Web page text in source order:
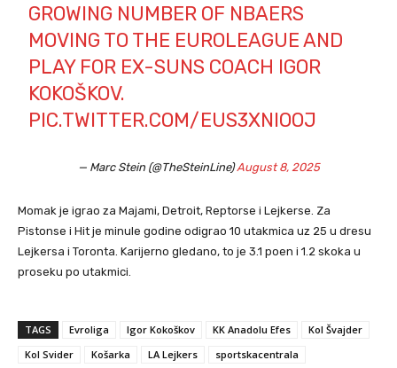
GROWING NUMBER OF NBAERS
MOVING TO THE EUROLEAGUE AND
PLAY FOR EX-SUNS COACH IGOR
KOKOŠKOV.
PIC.TWITTER.COM/EUS3XNIOOJ
— Marc Stein (@TheSteinLine)August 8, 2025
Momak je igrao za Majami, Detroit, Reptorse i Lejkerse. Za
Pistonse i Hit je minule godine odigrao 10 utakmica uz 25 u dresu
Lejkersa i Toronta. Karijerno gledano, to je 3.1 poen i 1.2 skoka u
proseku po utakmici.
TAGS Evroliga Igor Kokoškov KK Anadolu Efes
Kol Švajder
Kol Svider
Košarka LA Lejkers sportskacentrala